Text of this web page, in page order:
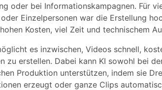
oder bei Informationskampagnen. Für
Einzelpersonen war die Erstellung
Kosten, viel Zeit und technischem
es inzwischen, Videos schnell,
zu erstellen. Dabei kann KI sowohl bei
Produktion unterstützen, indem sie
erzeugt oder ganze Clips